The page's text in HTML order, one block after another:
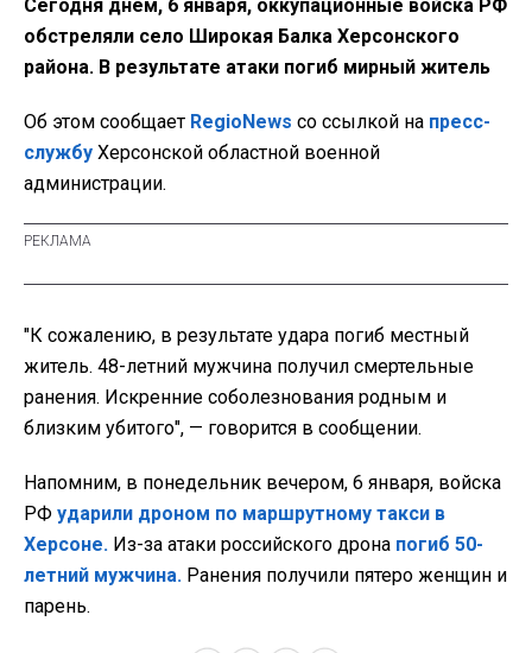
Сегодня днем, 6 января, оккупационные войска РФ
обстреляли село Широкая Балка Херсонского
района. В результате атаки погиб мирный житель
Об этом сообщает RegioNews со ссылкой на пресс-
службу Херсонской областной военной
администрации.
"К сожалению, в результате удара погиб местный
житель. 48-летний мужчина получил смертельные
ранения. Искренние соболезнования родным и
близким убитого", — говорится в сообщении.
Напомним, в понедельник вечером, 6 января, войска
РФ ударили дроном по маршрутному такси в
Херсоне. Из-за атаки российского дрона погиб 50-
летний мужчина. Ранения получили пятеро женщин и
парень.